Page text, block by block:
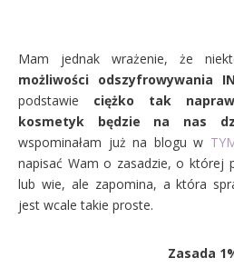
Mam jednak wrażenie, że
możliwości odszyfrowywania
podstawie ciężko tak
kosmetyk będzie na nas
wspominałam już na blogu w
napisać Wam o zasadzie, o której
lub wie, ale zapomina, a która
jest wcale takie proste.
Zasada